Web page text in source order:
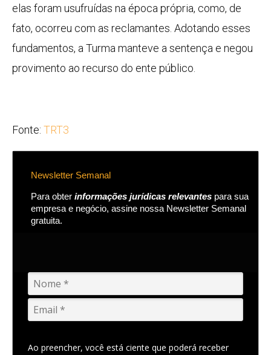
elas foram usufruídas na época própria, como, de
fato, ocorreu com as reclamantes. Adotando esses
fundamentos, a Turma manteve a sentença e negou
provimento ao recurso do ente público.
Fonte: TRT3
Newsletter Semanal
Para obter informações jurídicas relevantes para sua
empresa e negócio, assine nossa Newsletter Semanal
gratuita.
Ao preencher, você está ciente que poderá receber